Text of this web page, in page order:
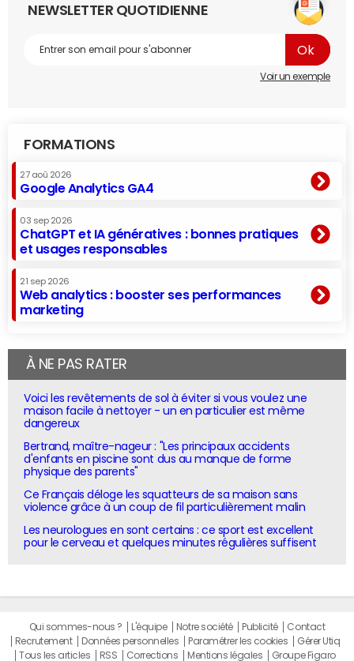
NEWSLETTER QUOTIDIENNE
Voir un exemple
FORMATIONS
27 aoû 2026
Google Analytics GA4
03 sep 2026
ChatGPT et IA génératives : bonnes pratiques
et usages responsables
21 sep 2026
Web analytics : booster ses performances
marketing
À NE PAS RATER
Voici les revêtements de sol à éviter si vous voulez une
maison facile à nettoyer - un en particulier est même
dangereux
Bertrand, maître-nageur : "Les principaux accidents
d'enfants en piscine sont dus au manque de forme
physique des parents"
Ce Français déloge les squatteurs de sa maison sans
violence grâce à un coup de fil particulièrement malin
Les neurologues en sont certains : ce sport est excellent
pour le cerveau et quelques minutes régulières suffisent
Qui sommes-nous ? L'équipe Notre société Publicité
Contact
Recrutement
Données personnelles Paramétrer les cookies
Gérer Utiq
Tous les articles
RSS Corrections Mentions légales Groupe Figaro